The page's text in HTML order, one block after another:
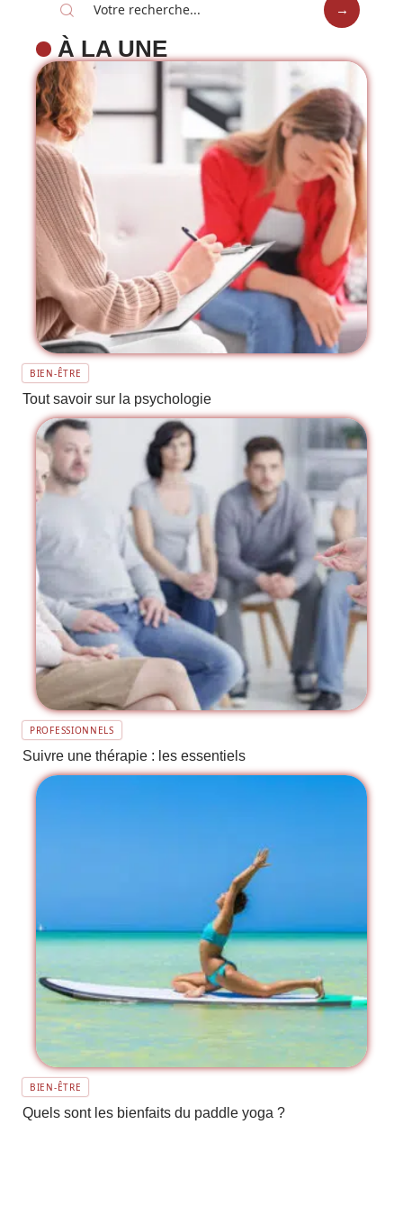
À LA UNE
BIEN-ÊTRE
Tout savoir sur la psychologie
PROFESSIONNELS
Suivre une thérapie : les essentiels
BIEN-ÊTRE
Quels sont les bienfaits du paddle yoga ?